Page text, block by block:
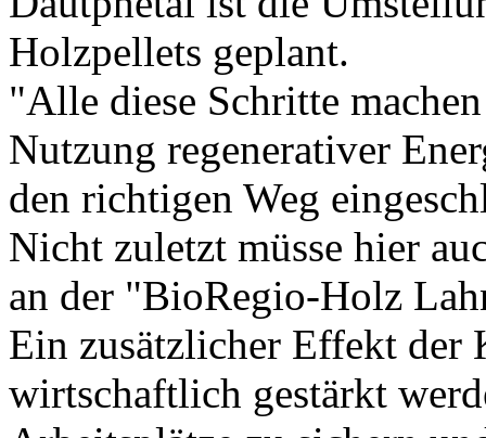
Holzpellets geplant.
"Alle diese Schritte
Nutzung regenerativer
den richtigen Weg
Nicht zuletzt müsse hier
an der "BioRegio-Holz
Ein zusätzlicher Effekt der
wirtschaftlich gestärkt